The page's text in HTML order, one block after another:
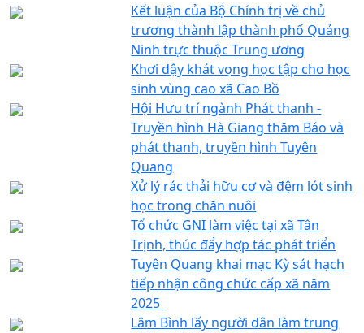
Kết luận của Bộ Chính trị về chủ
trương thành lập thành phố Quảng
Ninh trực thuộc Trung ương
Khơi dậy khát vọng học tập cho học
sinh vùng cao xã Cao Bồ
Hội Hưu trí ngành Phát thanh -
Truyền hình Hà Giang thăm Báo và
phát thanh, truyền hình Tuyên
Quang
Xử lý rác thải hữu cơ và đệm lót sinh
học trong chăn nuôi
Tổ chức GNI làm việc tại xã Tân
Trịnh, thúc đẩy hợp tác phát triển
Tuyên Quang khai mạc Kỳ sát hạch
tiếp nhận công chức cấp xã năm
2025 ​
Lâm Bình lấy người dân làm trung